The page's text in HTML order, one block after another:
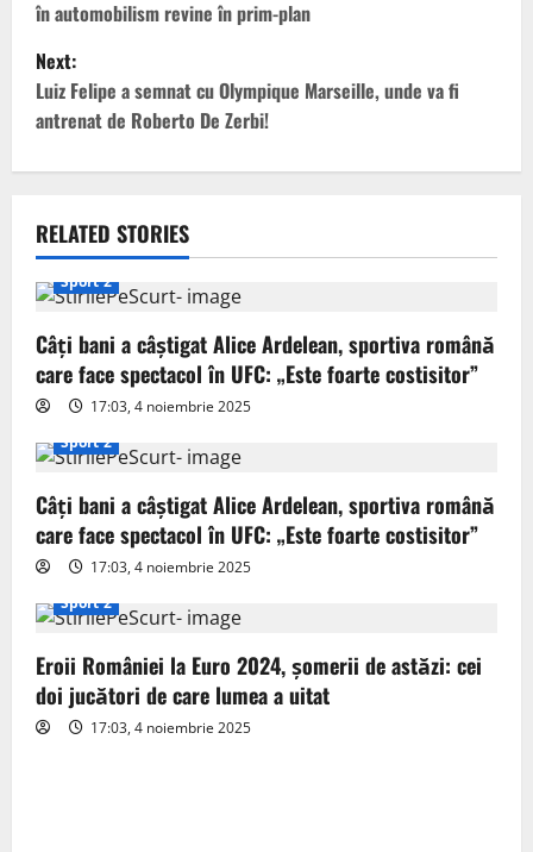
s
t
n
v
i
g
a
t
i
o
n
în automobilism revine în prim-plan
Next:
Luiz Felipe a semnat cu Olympique Marseille, unde va fi
antrenat de Roberto De Zerbi!
RELATED STORIES
Sport 2
Câți bani a câștigat Alice Ardelean, sportiva română
care face spectacol în UFC: „Este foarte costisitor”
17:03, 4 noiembrie 2025
Sport 2
Câți bani a câștigat Alice Ardelean, sportiva română
care face spectacol în UFC: „Este foarte costisitor”
17:03, 4 noiembrie 2025
Sport 2
Eroii României la Euro 2024, șomerii de astăzi: cei
doi jucători de care lumea a uitat
17:03, 4 noiembrie 2025